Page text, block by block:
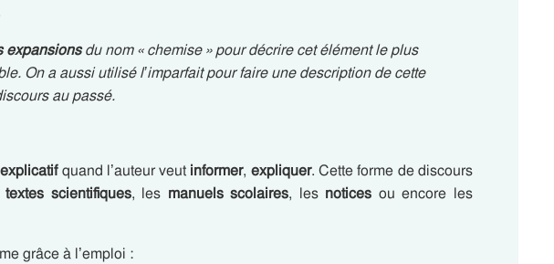
expansionsdu nom « chemise » pour décrire cet élément le plus
On a aussi utilisé l’imparfait pour faire une description de cette
au passé.
quand l’auteur veut informer, expliquer. Cette forme de discours
scientifiques, les manuels scolaires, lesnotices ou encore les
grâce à l’emploi :